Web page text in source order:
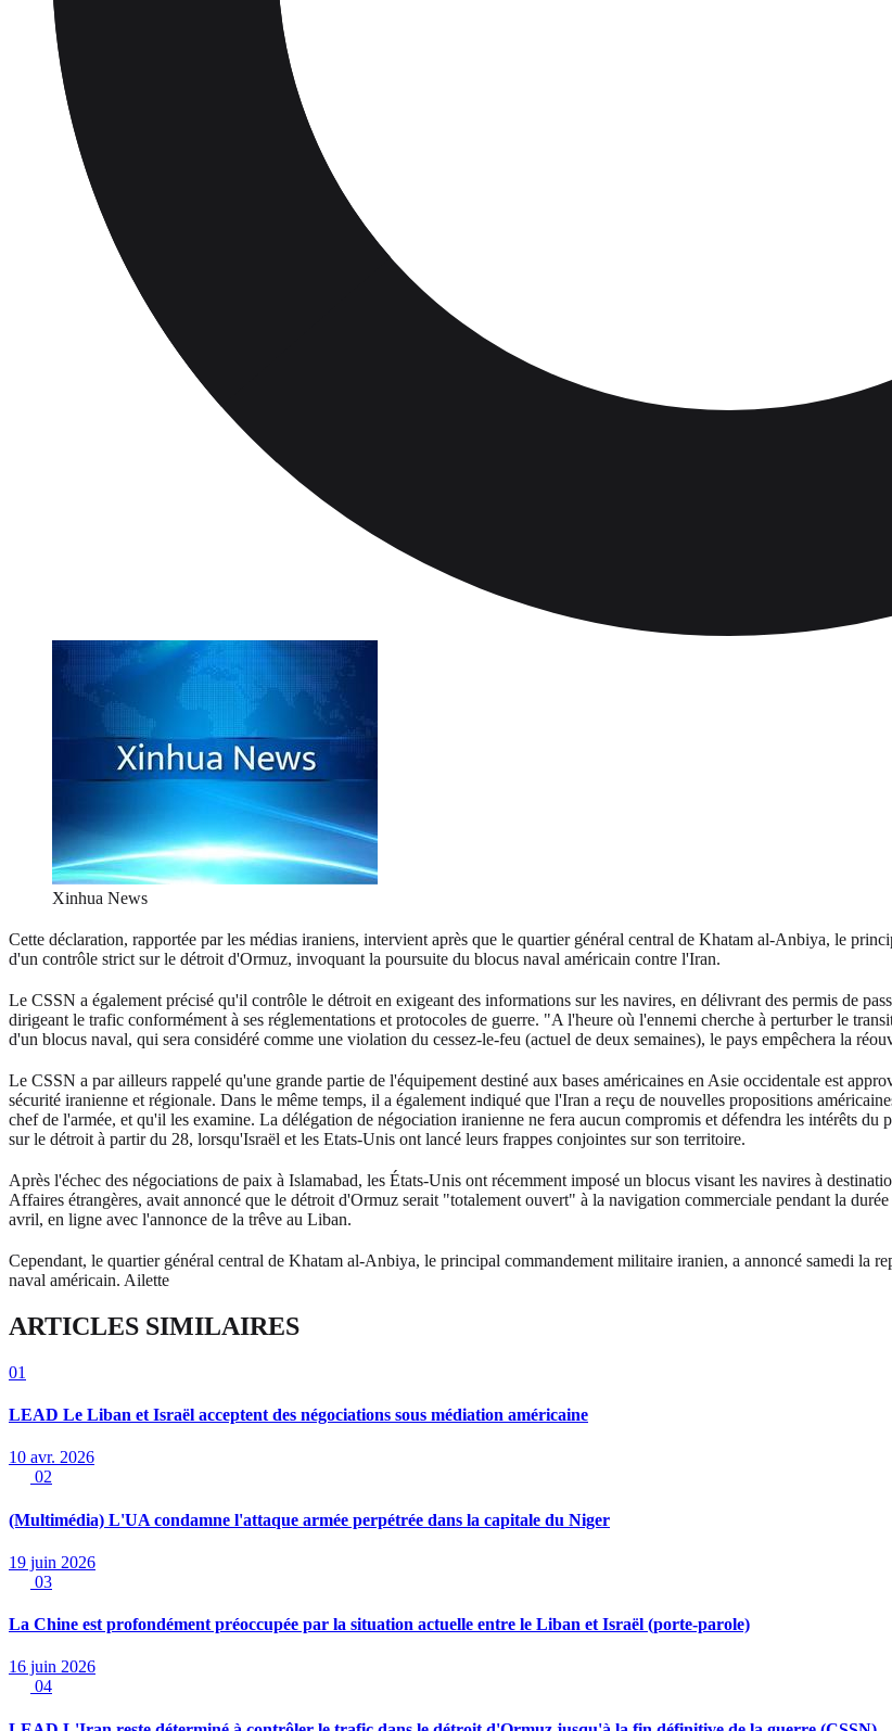
Xinhua News
Cette déclaration, rapportée par les médias iraniens, intervient après que le quartier général central de Khatam al-Anbiya, le
d'un contrôle strict sur le détroit d'Ormuz, invoquant la poursuite du blocus naval américain contre l'Iran.
Le CSSN a également précisé qu'il contrôle le détroit en exigeant des informations sur les navires, en délivrant des permis de
dirigeant le trafic conformément à ses réglementations et protocoles de guerre. "A l'heure où l'ennemi cherche à perturber le
d'un blocus naval, qui sera considéré comme une violation du cessez-le-feu (actuel de deux semaines), le pays empêchera la
Le CSSN a par ailleurs rappelé qu'une grande partie de l'équipement destiné aux bases américaines en Asie occidentale est
sécurité iranienne et régionale. Dans le même temps, il a également indiqué que l'Iran a reçu de nouvelles propositions
chef de l'armée, et qu'il les examine. La délégation de négociation iranienne ne fera aucun compromis et défendra les intérêts du
sur le détroit à partir du 28, lorsqu'Israël et les Etats-Unis ont lancé leurs frappes conjointes sur son territoire.
Après l'échec des négociations de paix à Islamabad, les États-Unis ont récemment imposé un blocus visant les navires à
Affaires étrangères, avait annoncé que le détroit d'Ormuz serait "totalement ouvert" à la navigation commerciale pendant la
avril, en ligne avec l'annonce de la trêve au Liban.
Cependant, le quartier général central de Khatam al-Anbiya, le principal commandement militaire iranien, a annoncé samedi la
naval américain. Ailette
ARTICLES SIMILAIRES
01
LEAD Le Liban et Israël acceptent des négociations sous médiation américaine
10 avr. 2026
02
(Multimédia) L'UA condamne l'attaque armée perpétrée dans la capitale du Niger
19 juin 2026
03
La Chine est profondément préoccupée par la situation actuelle entre le Liban et Israël (porte-parole)
16 juin 2026
04